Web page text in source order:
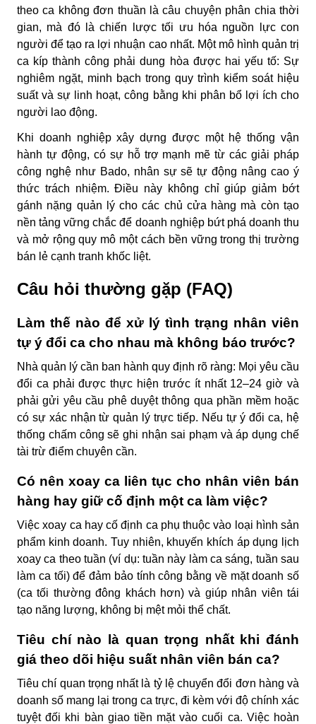
theo ca không đơn thuần là câu chuyện phân chia thời
gian, mà đó là chiến lược tối ưu hóa nguồn lực con
người để tạo ra lợi nhuận cao nhất. Một mô hình quản trị
ca kíp thành công phải dung hòa được hai yếu tố: Sự
nghiêm ngặt, minh bạch trong quy trình kiểm soát hiệu
suất và sự linh hoạt, công bằng khi phân bổ lợi ích cho
người lao động.
Khi doanh nghiệp xây dựng được một hệ thống vận
hành tự động, có sự hỗ trợ mạnh mẽ từ các giải pháp
công nghệ như Bado, nhân sự sẽ tự động nâng cao ý
thức trách nhiệm. Điều này không chỉ giúp giảm bớt
gánh nặng quản lý cho các chủ cửa hàng mà còn tạo
nền tảng vững chắc để doanh nghiệp bứt phá doanh thu
và mở rộng quy mô một cách bền vững trong thị trường
bán lẻ cạnh tranh khốc liệt.
Câu hỏi thường gặp (FAQ)
Làm thế nào để xử lý tình trạng nhân viên
tự ý đổi ca cho nhau mà không báo trước?
Nhà quản lý cần ban hành quy định rõ ràng: Mọi yêu cầu
đổi ca phải được thực hiện trước ít nhất 12–24 giờ và
phải gửi yêu cầu phê duyệt thông qua phần mềm hoặc
có sự xác nhận từ quản lý trực tiếp. Nếu tự ý đổi ca, hệ
thống chấm công sẽ ghi nhận sai phạm và áp dụng chế
tài trừ điểm chuyên cần.
Có nên xoay ca liên tục cho nhân viên bán
hàng hay giữ cố định một ca làm việc?
Việc xoay ca hay cố định ca phụ thuộc vào loại hình sản
phẩm kinh doanh. Tuy nhiên, khuyến khích áp dụng lịch
xoay ca theo tuần (ví dụ: tuần này làm ca sáng, tuần sau
làm ca tối) để đảm bảo tính công bằng về mặt doanh số
(ca tối thường đông khách hơn) và giúp nhân viên tái
tạo năng lượng, không bị mệt mỏi thể chất.
Tiêu chí nào là quan trọng nhất khi đánh
giá theo dõi hiệu suất nhân viên bán ca?
Tiêu chí quan trọng nhất là tỷ lệ chuyển đổi đơn hàng và
doanh số mang lại trong ca trực, đi kèm với độ chính xác
tuyệt đối khi bàn giao tiền mặt vào cuối ca. Việc hoàn